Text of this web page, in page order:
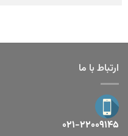
ارتباط با ما
۰۲۱-۲۲۰۰۹۱۴۵